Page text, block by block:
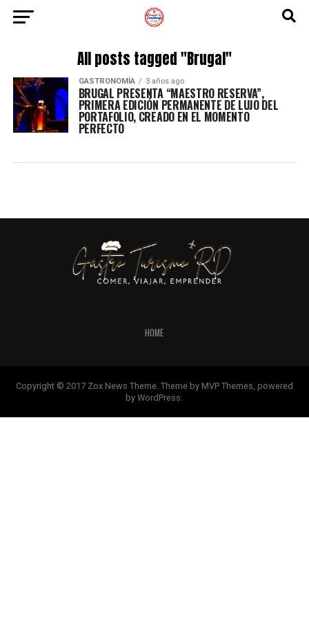
All posts tagged "Brugal"
GASTRONOMÍA 3 años ago
BRUGAL PRESENTA “MAESTRO RESERVA”,
PRIMERA EDICIÓN PERMANENTE DE LUJO DEL
PORTAFOLIO, CREADO EN EL MOMENTO
PERFECTO
HOME
Copyright © 2017 Zox News Theme. Theme by MVP Themes, powered
by WordPress.